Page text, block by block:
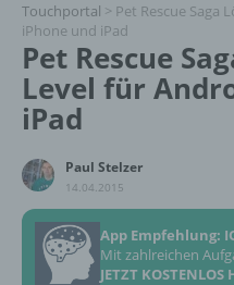
Touchportal > Pet Rescue Saga
iPhone und iPad
Pet Rescue
Level für
iPad
Paul Stelzer
14.04.2015
App Empfehlung:
Mit zahlreichen
JETZT KOSTENLOS